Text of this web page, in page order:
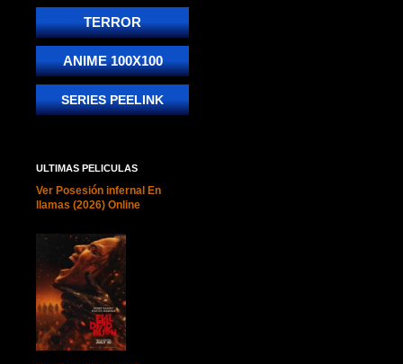
TERROR
ANIME 100X100
SERIES PEELINK
ULTIMAS PELICULAS
Ver Posesión infernal En
llamas (2026) Online